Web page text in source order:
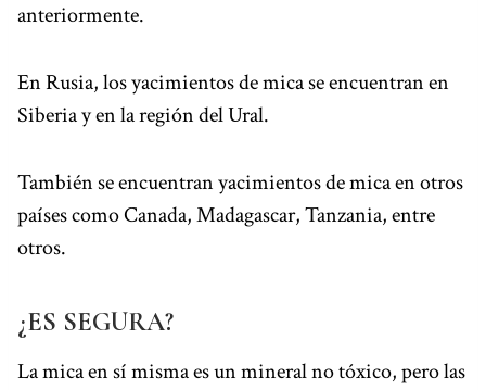
anteriormente.
En Rusia, los yacimientos de mica se encuentran en
Siberia y en la región del Ural.
También se encuentran yacimientos de mica en otros
países como Canada, Madagascar, Tanzania, entre
otros.
¿ES SEGURA?
La mica en sí misma es un mineral no tóxico, pero las